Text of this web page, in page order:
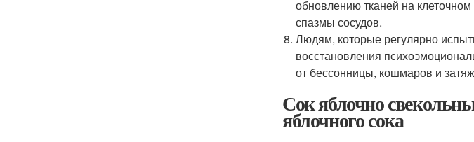
обновлению тканей на
спазмы сосудов.
Людям, которые регулярно
восстановления
от бессонницы, кошмаров и
Сок яблочно
яблочного сока